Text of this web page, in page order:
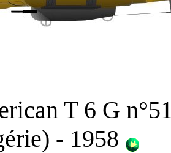
T 6 G
- 1958